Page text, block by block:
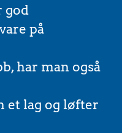
god
på
har man også
et lag og løfter